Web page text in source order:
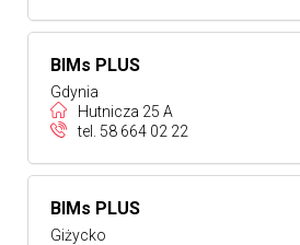
BIMs PLUS
Gdynia
Hutnicza 25 A
tel. 58 664 02 22
BIMs PLUS
Giżycko